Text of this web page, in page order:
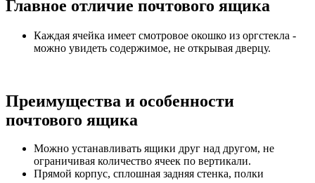
Главное отличие почтового ящика
Каждая ячейка имеет смотровое окошко из оргстекла -
можно увидеть содержимое, не открывая дверцу.
Преимущества и особенности
почтового ящика
Можно устанавливать ящики друг над другом, не
ограничивая количество ячеек по вертикали.
Прямой корпус, сплошная задняя стенка, полки